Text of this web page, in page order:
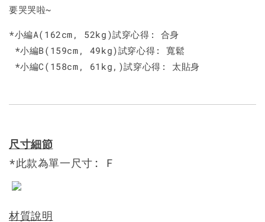
要哭哭啦~
*小編A(162cm, 52kg)試穿心得: 合身
*小編B(159cm, 49kg)試穿心得: 寬鬆
*小編C(158cm, 61kg,)試穿心得: 太貼身
尺寸細節
*此款為單一尺寸: F
材質說明